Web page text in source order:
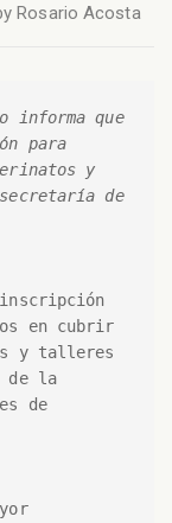
Rosario Acosta
informa que
para
y
de
inscripción
en cubrir
y talleres
de la
de